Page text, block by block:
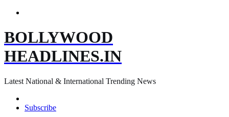
BOLLYWOOD
HEADLINES.IN
Latest National & International Trending News
Subscribe